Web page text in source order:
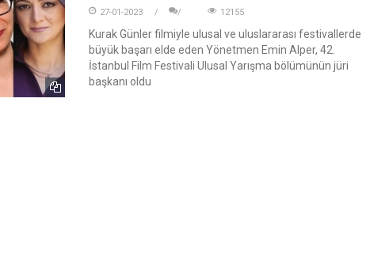
27-01-2023 12155
Kurak Günler filmiyle ulusal ve uluslararası festivallerde
büyük başarı elde eden Yönetmen Emin Alper, 42.
İstanbul Film Festivali Ulusal Yarışma bölümünün jüri
başkanı oldu